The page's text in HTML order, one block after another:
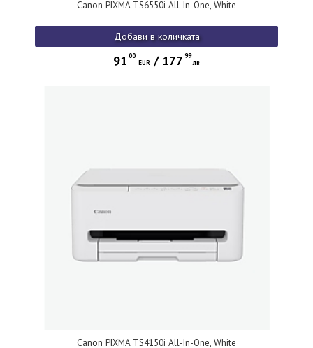
Canon PIXMA TS6550i All-In-One, White
Добави в количката
91 00
EUR / 177 99
лв
Canon PIXMA TS4150i All-In-One, White